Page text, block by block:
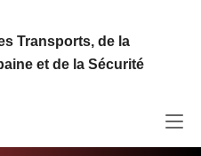
Transports, de la
et de la Sécurité